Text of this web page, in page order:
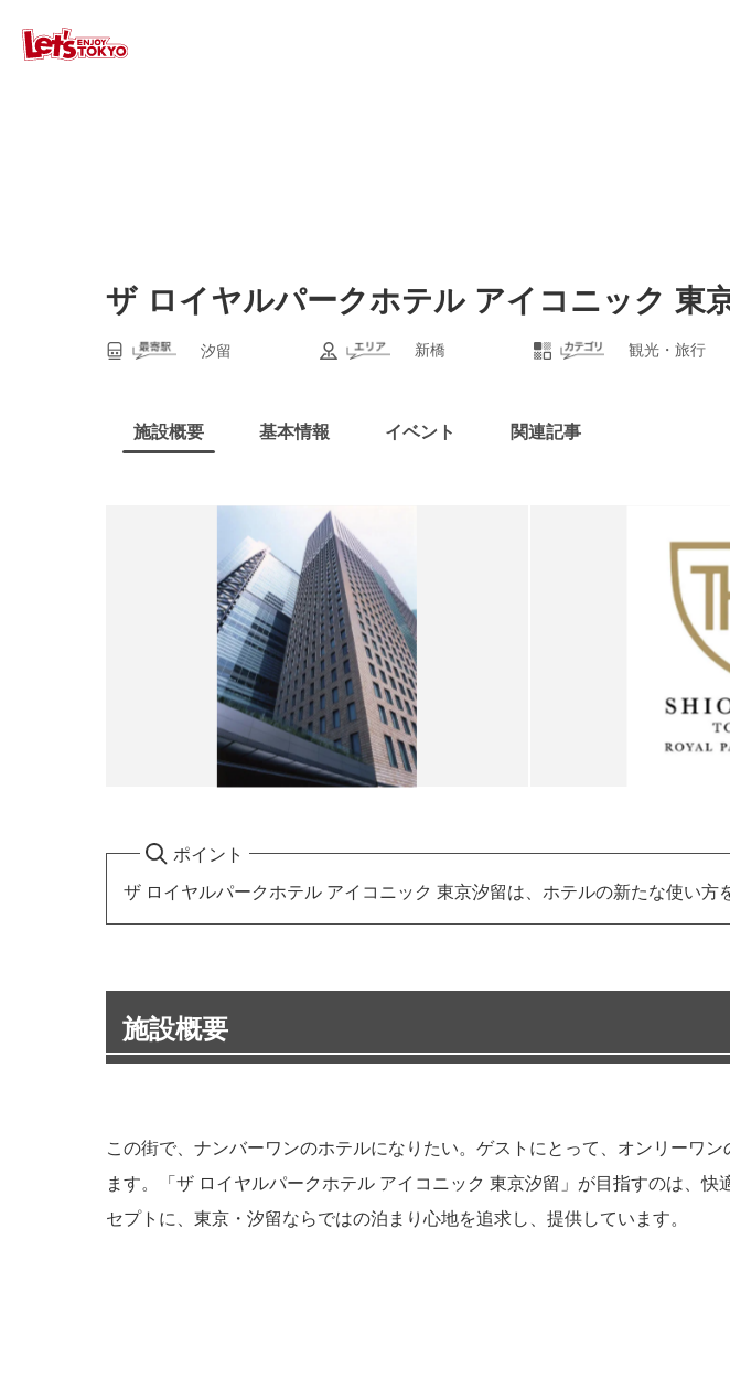
ザ ロイヤルパークホテル アイコニック 東
汐留 新橋 観光・旅行
施設概要 基本情報 イベント 関連記事
ポイント
ザ ロイヤルパークホテル アイコニック 東京汐留は、ホテルの新たな使い方
施設概要
この街で、ナンバーワンのホテルになりたい。ゲストにとって、オンリーワ
ます。「ザ ロイヤルパークホテル アイコニック 東京汐留」が目指すのは、
セプトに、東京・汐留ならではの泊まり心地を追求し、提供しています。